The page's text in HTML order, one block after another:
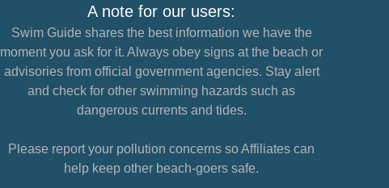
A note for our users:
Swim Guide shares the best information we have the
moment you ask for it. Always obey signs at the beach or
advisories from official government agencies. Stay alert
and check for other swimming hazards such as
dangerous currents and tides.
Please report your pollution concerns so Affiliates can
help keep other beach-goers safe.